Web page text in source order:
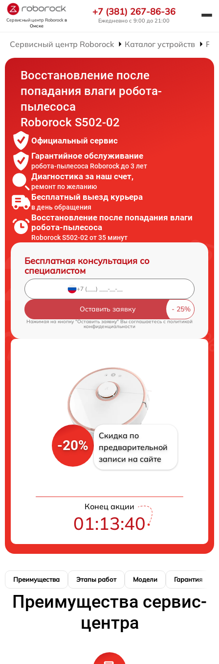
Сервисный центр Roborockв
Омске
+7 (381) 267-86-36
Ежедневно с 9:00 до 21:00
Сервисный центр Roborock Каталог устройств
Восстановление после
попадания влаги робота-
пылесоса
Roborock S502-02
Официальный сервис
Гарантийное обслуживание
робота-пылесоса Roborock до 3 лет
Диагностика за наш счет,
ремонт по желанию
Бесплатный выезд курьера
в день обращения
Восстановление после попадания влаги
робота-пылесоса
Roborock S502-02 от 35 минут
Бесплатная консультация со
специалистом
Оставить заявку
Нажимая на кнопку "Оставить заявку" Вы соглашаетесь cполитикой
конфиденциальности
-20%
Скидка по
предварительной
записи на сайте
Конец акции
01:13:39
Преимущества Этапы работ Модели Гарантия
Преимущества сервис-
центра